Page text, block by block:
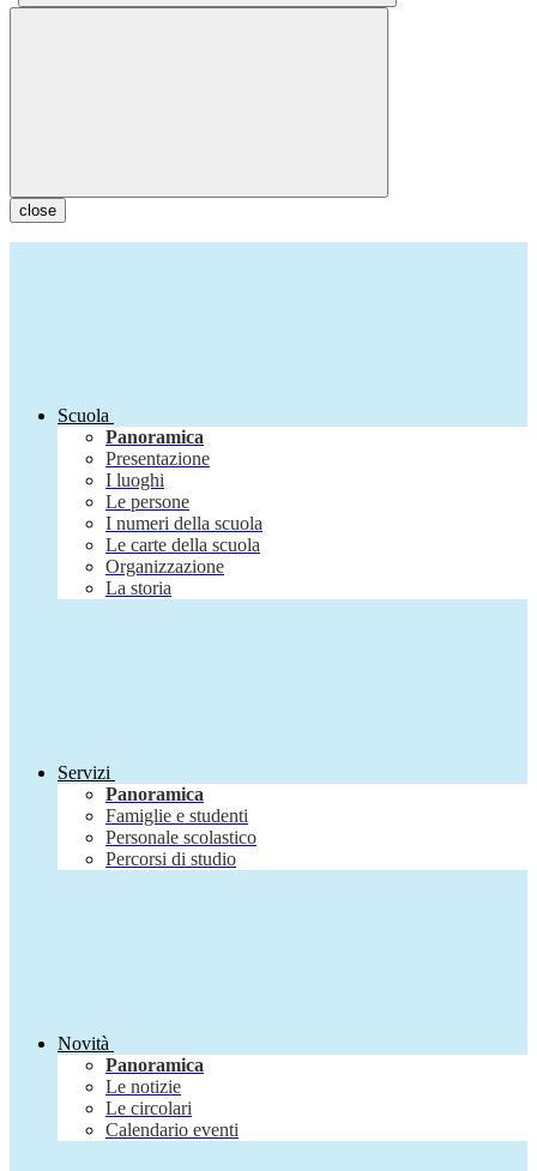
close
Scuola
Panoramica
Presentazione
I luoghi
Le persone
I numeri della scuola
Le carte della scuola
Organizzazione
La storia
Servizi
Panoramica
Famiglie e studenti
Personale scolastico
Percorsi di studio
Novità
Panoramica
Le notizie
Le circolari
Calendario eventi